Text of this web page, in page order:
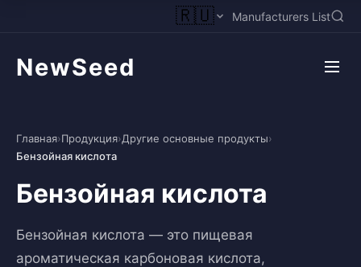
🇷🇺 Manufacturers List
NewSeed
Главная›Продукция›Другие основные продукты›
Бензойная кислота
Бензойная кислота
Бензойная кислота — это пищевая
ароматическая карбоновая кислота,